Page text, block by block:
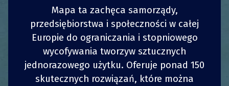
Wprowadzony w 2019 roku przezTerracycle
wraz z grupą dystrybucyjną Carrefour program
Loop pozwala kupującym wybierać z szerokiej
gamy produktów znanych i mniejszych marek
w pojemnikach wielokrotnego użytku z
1 UDOSTĘPNIJ z UDOSTĘPNIJ
4 UDOSTĘPNIJ UDOSTĘPNIJ
Mapa ta zachęca samorządy,
przedsiębiorstwa i społeczności w całej
Europie do ograniczania i stopniowego
wycofywania tworzyw sztucznych
jednorazowego użytku. Oferuje ponad 150
skutecznych rozwiązań, które można
1 UDOSTĘPNIJ z UDOSTĘPNIJ
4 UDOSTĘPNIJ UDOSTĘPNIJ